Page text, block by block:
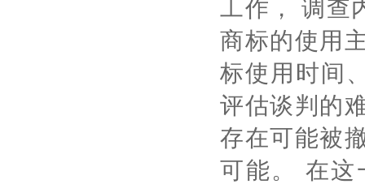
工作， 调查
商标的使用
标使用时间
评估谈判的
存在可能被
可能。 在这